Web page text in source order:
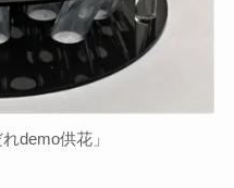
demo供花」